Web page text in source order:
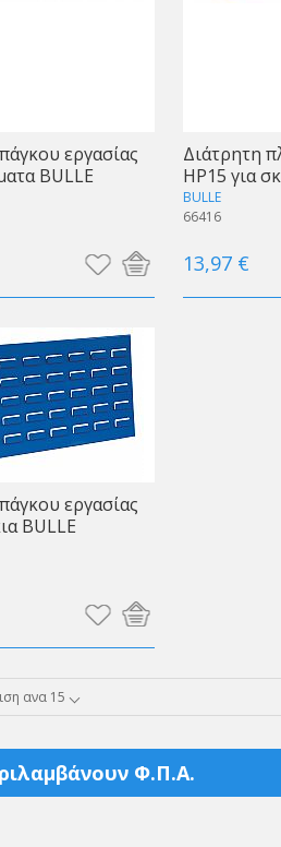
εργασίας
BULLE
Διάτρητη
HP15 για
BULLE
66416
13,97 €
εργασίας
BULLE
ανα 15
Φ.Π.Α.